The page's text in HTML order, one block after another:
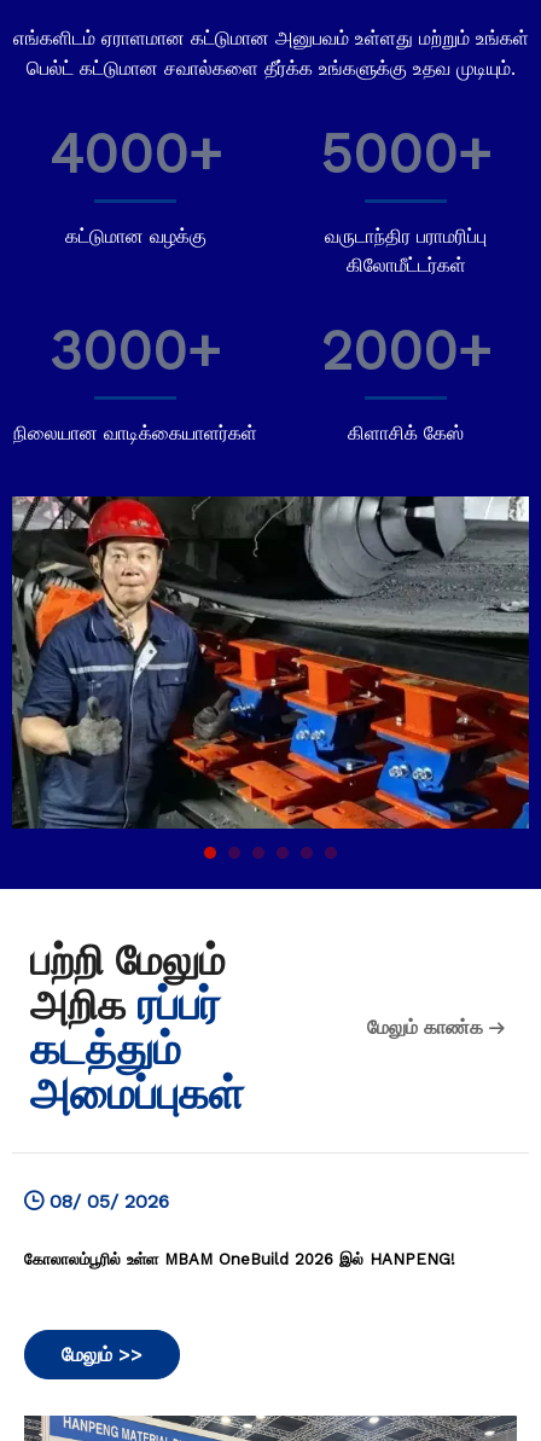
எங்களிடம் ஏராளமான கட்டுமான அனுபவம் உள்ளது மற்றும் உங்கள்
பெல்ட் கட்டுமான சவால்களை தீர்க்க உங்களுக்கு உதவ முடியும்.
4000+
கட்டுமான வழக்கு
5000+
வருடாந்திர பராமரிப்பு
கிலோமீட்டர்கள்
3000+
நிலையான வாடிக்கையாளர்கள்
2000+
கிளாசிக் கேஸ்
பற்றி மேலும்
அறிக ரப்பர்
கடத்தும்
அமைப்புகள்
மேலும் காண்க
08/ 05/ 2026
கோலாலம்பூரில் உள்ள MBAM OneBuild 2026 இல் HANPENG!
மேலும் >>